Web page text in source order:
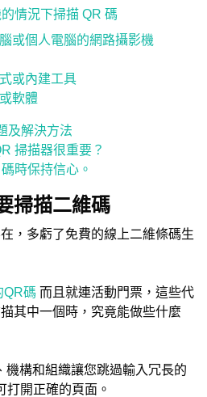
情況下掃描 QR 碼
或個人電腦的網路攝影機
或內建工具
軟體
及解決方法
掃描器很重要？
時保持信心。
掃描二維碼
，多虧了免費的線上二維條碼生
QR碼 而且就連活動門票，這些代
其中一個時，究竟能做些什麼
機構和組織讓您跳過輸入冗長的
打開正確的頁面。